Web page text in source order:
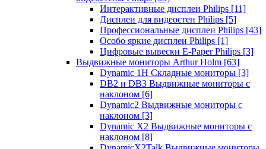
Интерактивные дисплеи Philips [11]
Дисплеи для видеостен Philips [5]
Профессиональные дисплеи Philips [43]
Особо яркие дисплеи Philips [1]
Цифровые вывески E-Paper Philips [3]
Выдвижные мониторы Arthur Holm [63]
Dynamic 1Н Складные мониторы [3]
DB2 и DB3 Выдвижные мониторы с
наклоном [6]
Dynamic2 Выдвижные мониторы с
наклоном [3]
Dynamic X2 Выдвижные мониторы с
наклоном [8]